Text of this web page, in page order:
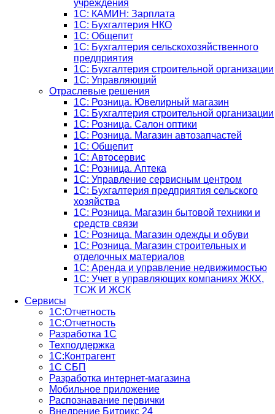
учреждения
1C: КАМИН: Зарплата
1C: Бухгалтерия НКО
1С: Общепит
1С: Бухгалтерия сельскохозяйст­венного
предприятия
1С: Бухгалтерия строительной организации
1С: Управляющий
Отраслевые решения
1С: Розница. Ювелирный магазин
1С: Бухгалтерия строительной организации
1С: Розница. Салон оптики
1С: Розница. Магазин автозапчастей
1C: Общепит
1С: Автосервис
1С: Розница. Аптека
1С: Управление сервисным центром
1С: Бухгалтерия предприятия сельского
хозяйства
1С: Розница. Магазин бытовой техники и
средств связи
1С: Розница. Магазин одежды и обуви
1С: Розница. Магазин строительных и
отделочных материалов
1С: Аренда и управление недвижимостью
1C: Учет в управляющих компаниях ЖКХ,
ТСЖ И ЖСК
Сервисы
1С:Отчетность
1С:Отчетность
Разработка 1С
Техподдержка
1С:Контрагент
1С СБП
Разработка интернет-магазина
Мобильное приложение
Распознавание первички
Внедрение Битрикс 24